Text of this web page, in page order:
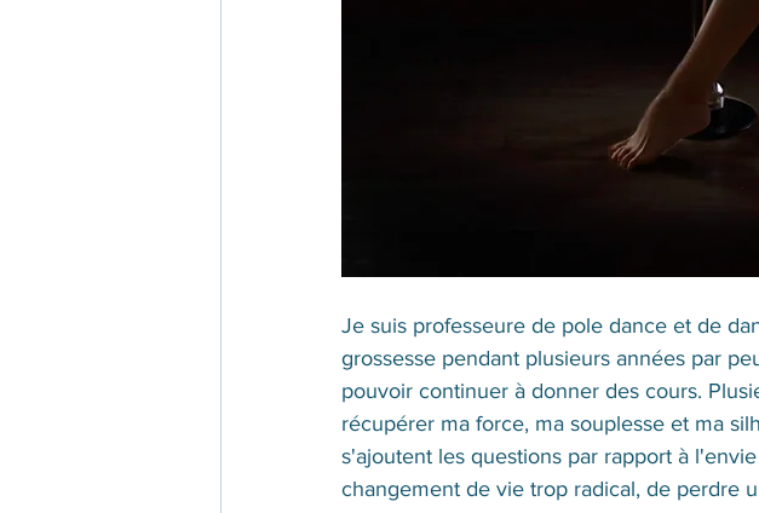
Je suis professeure de pole dance et de
grossesse pendant plusieurs années par
pouvoir continuer à donner des cours.
récupérer ma force, ma souplesse et ma
s'ajoutent les questions par rapport à
changement de vie trop radical, de perdre